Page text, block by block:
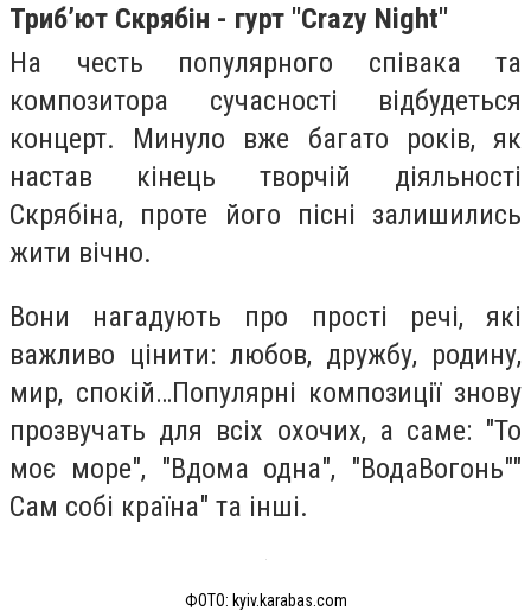
Триб’ют Скрябін - гурт "‎Crazy Night"‎
На честь популярного співака та
композитора сучасності відбудеться
концерт. Минуло вже багато років, як
настав кінець творчій діяльності
Скрябіна, проте його пісні залишились
жити вічно.
Вони нагадують про прості речі, які
важливо цінити: любов, дружбу, родину,
мир, спокій…Популярні композиції знову
прозвучать для всіх охочих, а саме: "То
моє море", "Вдома одна", "ВодаВогонь""
Сам собі країна" та інші.
ФОТО: kyiv.karabas.com